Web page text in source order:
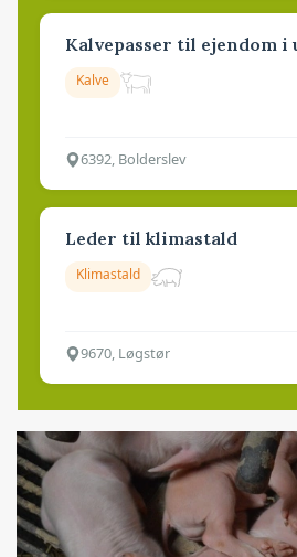
Kalvepasser til ejendom i
Kalve
6392, Bolderslev
Leder til klimastald
Klimastald
9670, Løgstør